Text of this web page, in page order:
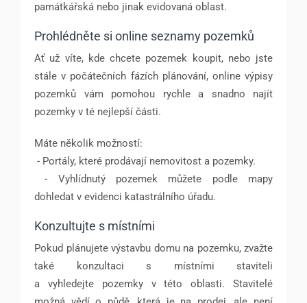
památkářská nebo jinak evidovaná oblast.
Prohlédněte si online seznamy pozemků
Ať už víte, kde chcete pozemek koupit, nebo jste
stále v počátečních fázích plánování, online výpisy
pozemků vám pomohou rychle a snadno najít
pozemky v té nejlepší části.
Máte několik možností:
- Portály, které prodávají nemovitost a pozemky.
- Vyhlídnutý pozemek můžete podle mapy
dohledat v evidenci katastrálního úřadu.
Konzultujte s místními
Pokud plánujete výstavbu domu na pozemku, zvažte
také konzultaci s místními staviteli
a vyhledejte pozemky v této oblasti. Stavitelé